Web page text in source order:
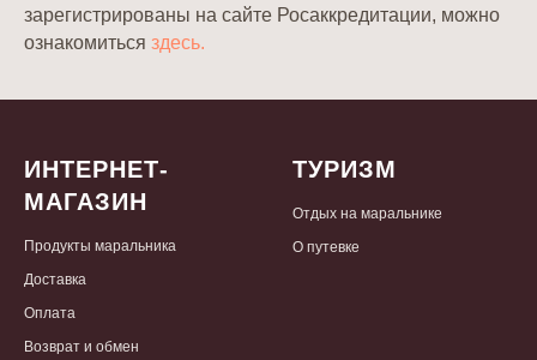
зарегистрированы на сайте Росаккредитации, можно
ознакомиться здесь.
ИНТЕРНЕТ-
МАГАЗИН
Продукты маральника
Доставка
Оплата
Возврат и обмен
ТУРИЗМ
Отдых на маральнике
О путевке